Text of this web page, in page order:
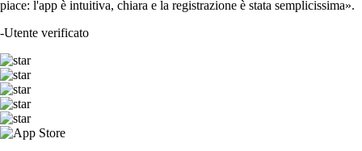
piace: l'app è intuitiva, chiara e la registrazione è stata semplicissima».
-Utente verificato